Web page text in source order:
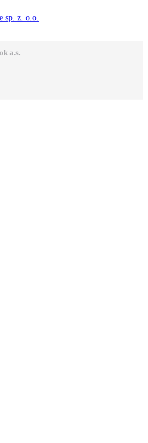
sp. z. o.o.
a.s.